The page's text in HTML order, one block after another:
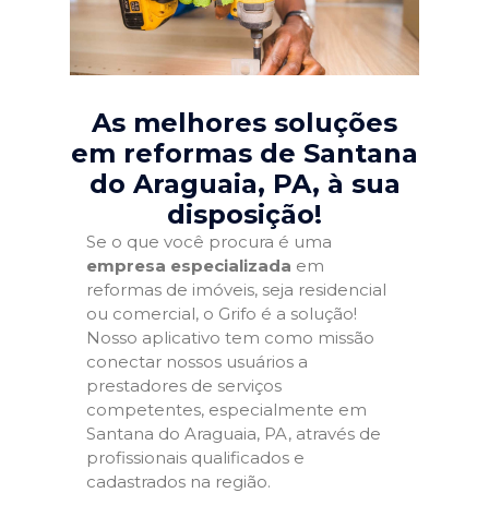
As melhores soluções
em reformas de Santana
do Araguaia, PA, à sua
disposição!
Se o que você procura é uma
empresa especializada em
reformas de imóveis, seja residencial
ou comercial, o Grifo é a solução!
Nosso aplicativo tem como missão
conectar nossos usuários a
prestadores de serviços
competentes, especialmente em
Santana do Araguaia, PA, através de
profissionais qualificados e
cadastrados na região.